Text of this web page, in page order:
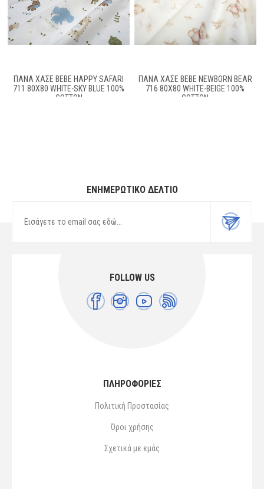
ΠΆΝΑ ΧΑΣΈ BEBE HAPPY SAFARI
711 80X80 WHITE-SKY BLUE 100%
COTTON
ΠΆΝΑ ΧΑΣΈ BEBE NEWBORN BEAR
716 80X80 WHITE-BEIGE 100%
COTTON
ΕΝΗΜΕΡΩΤΙΚΌ ΔΕΛΤΊΟ
FOLLOW US
ΠΛΗΡΟΦΟΡΙΕΣ
Πολιτική Προστασίας
Όροι χρήσης
Σχετικά με εμάς